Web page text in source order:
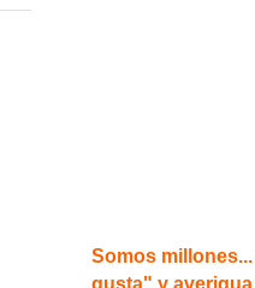
Somos
gusta" y